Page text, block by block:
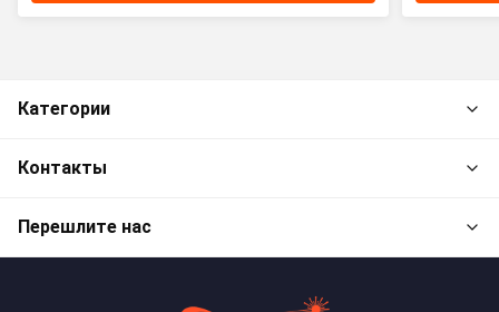
Категории
Контакты
Перешлите нас